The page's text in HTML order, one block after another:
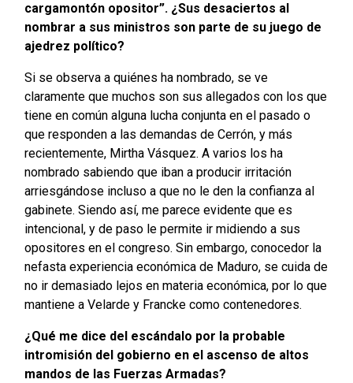
cargamontón opositor”. ¿Sus desaciertos al
nombrar a sus ministros son parte de su juego de
ajedrez político?
Si se observa a quiénes ha nombrado, se ve
claramente que muchos son sus allegados con los que
tiene en común alguna lucha conjunta en el pasado o
que responden a las demandas de Cerrón, y más
recientemente, Mirtha Vásquez. A varios los ha
nombrado sabiendo que iban a producir irritación
arriesgándose incluso a que no le den la confianza al
gabinete. Siendo así, me parece evidente que es
intencional, y de paso le permite ir midiendo a sus
opositores en el congreso. Sin embargo, conocedor la
nefasta experiencia económica de Maduro, se cuida de
no ir demasiado lejos en materia económica, por lo que
mantiene a Velarde y Francke como contenedores.
¿Qué me dice del escándalo por la probable
intromisión del gobierno en el ascenso de altos
mandos de las Fuerzas Armadas?